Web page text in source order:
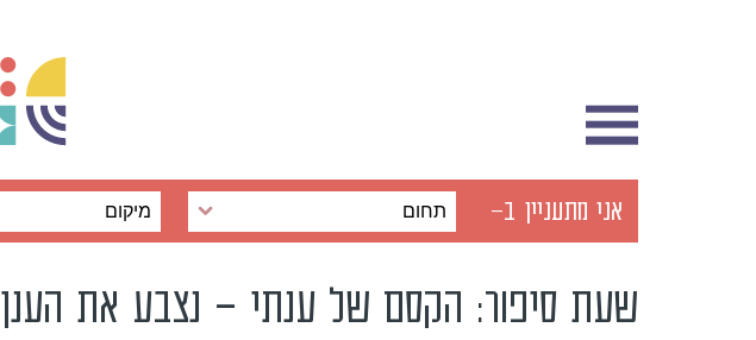
אני מתעניין ב- תחום מיקום
שעת סיפור: הקסם של ענתי – נצבע את הענן